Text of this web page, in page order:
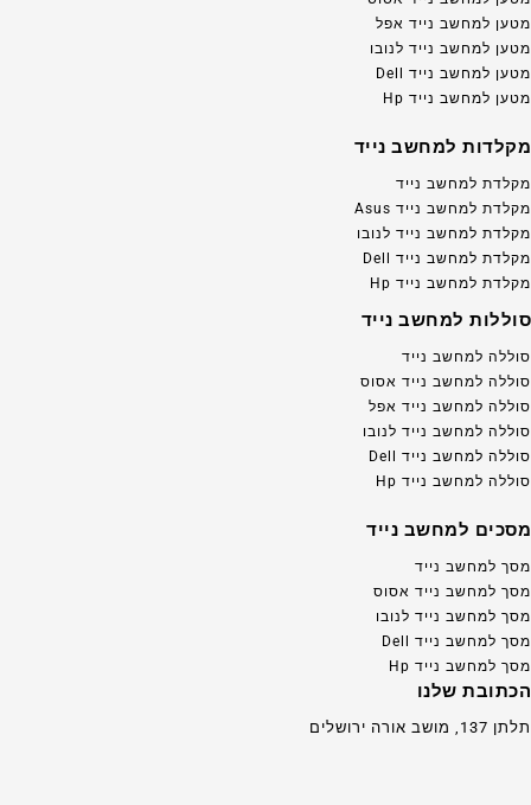
מטען למחשב נייד אפל
מטען למחשב נייד לנובו
מטען למחשב נייד Dell
מטען למחשב נייד Hp
מקלדות למחשב נייד
מקלדת למחשב נייד
מקלדת למחשב נייד Asus
מקלדת למחשב נייד לנובו
מקלדת למחשב נייד Dell
מקלדת למחשב נייד Hp
סוללות למחשב נייד
סוללה למחשב נייד
סוללה למחשב נייד אסוס
סוללה למחשב נייד אפל
סוללה למחשב נייד לנובו
סוללה למחשב נייד Dell
סוללה למחשב נייד Hp
מסכים למחשב נייד
מסך למחשב נייד
מסך למחשב נייד אסוס
מסך למחשב נייד לנובו
מסך למחשב נייד Dell
מסך למחשב נייד Hp
הכתובת שלנו
תלתן 137, מושב אורה ירושלים